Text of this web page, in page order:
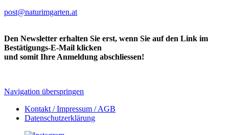
post@naturimgarten.at
Den Newsletter erhalten Sie erst, wenn Sie auf den Link im
Bestätigungs-E-Mail klicken
und somit Ihre Anmeldung abschliessen!
Navigation überspringen
Kontakt / Impressum / AGB
Datenschutzerklärung